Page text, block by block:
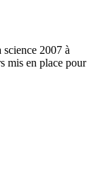
2007 à
mis en place pour